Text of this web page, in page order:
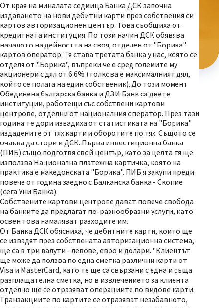
От края на миналата седмица Банка ДСК започна
издаването на нови дебитни карти през собствения си
картов авторизационен център. Това съобщиха от
кредитната институция. По този начин ДСК обявява
началото на дейността на своя, отделен от "Борика"
картов оператор. Тя става третата банка у нас, която се
отделя от "Борика", въпреки че е сред големите му
акционери с дял от 6.6% (толкова е максималният дял,
който се полага на един собственик). До този момент
Обединена българска банка и ДЗИ Банк са двете
институции, работещи със собствени картови
центрове, отделни от националния оператор. През тази
година те дори извадиха от статистиката на "Борика"
издадените от тях карти и оборотите по тях. Същото се
очаква да стори и ДСК. Първа инвестиционна банка
(ПИБ) също подготвя свой център, като за целта тя ще
използва Национална платежна картичка, която на
практика е македонската "Борика". ПИБ я закупи преди
повече от година заедно с Балканска банка - Скопие
(сега Уни Банка).
Собствените картови центрове дават повече свобода
на банките да предлагат по-разнообразни услуги, като
освен това намаляват разходите им.
От Банка ДСК обясниха, че дебитните карти, които ще
се извадят през собствената авторизационна система,
ще са в три валути - левове, евро и долари. "Клиентът
ще може да ползва по една сметка различни карти от
Visa и MasterCard, като те ще са свързани с една и съща
разплащателна сметка, но в извлечението за клиента
отделно ще се отразяват операциите по видове карти.
Транзакциите по картите се отразяват незабавното,